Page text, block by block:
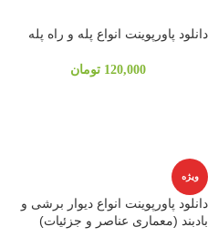
دانلود پاورپوینت انواع پله و راه پله
120,000 تومان
ویژه
دانلود پاورپوینت انواع دیوار برشی و
بادبند (معماری عناصر و جزئیات)